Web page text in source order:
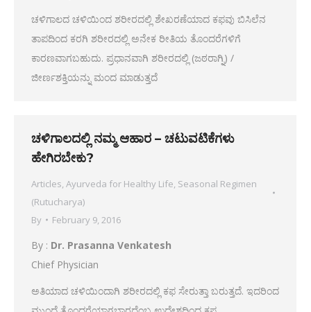
ಚಳಿಗಾಲದ ಚಳಿಯಿಂದ ಶರೀರದಲ್ಲಿ ಶೇಖರಣೆಯಾದ ಕಫವು ಬಿಸಿಲೆನ
ತಾಪದಿಂದ ಕರಗಿ ಶರೀರದಲ್ಲಿ ಅನೇಕ ರೀತಿಯ ತೊಂದರೆಗಳಿಗೆ
ಕಾರಣವಾಗಬಹುದು. ಪ್ರಧಾನವಾಗಿ ಶರೀರದಲ್ಲಿ (ಜಠರಾಗ್ನಿ) /
ಜೀರ್ಣಶಕ್ತಿಯನ್ನು ಮಂದ ಮಾಡುತ್ತದೆ
ಚಳಿಗಾಲದಲ್ಲಿ ನಮ್ಮ ಆಹಾರ – ಚಟುವಟಿಕೆಗಳು
ಹೇಗಿರಬೇಕು?
Articles, Ayurveda for Healthy Life, Seasonal Regimen
(Rutucharya)
By
February 9, 2016
By : Dr. Prasanna Venkatesh
Chief Physician
ಅತಿಯಾದ ಚಳಿಯಿಂದಾಗಿ ಶರೀರದಲ್ಲಿ ಕಫ ಸೇರುತ್ತಾ ಬರುತ್ತದೆ. ಇದರಿಂದ